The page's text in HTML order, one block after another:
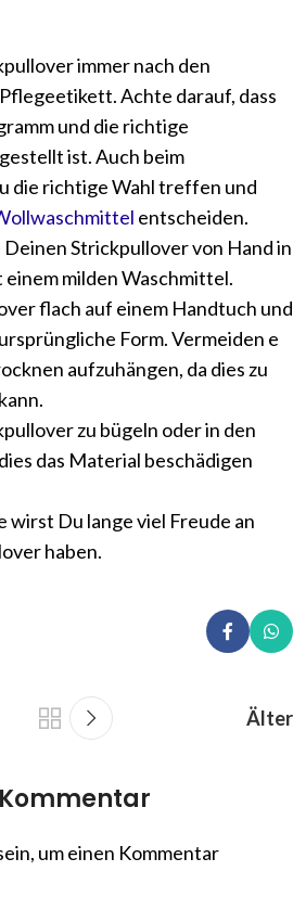
immer nach den
Achte darauf, dass
und die richtige
ist. Auch beim
die richtige Wahl treffen und
entscheiden.
Strickpullover von Hand in
milden Waschmittel.
flach auf einem Handtuch und
Form. Vermeiden e
aufzuhängen, da dies zu
zu bügeln oder in den
das Material beschädigen
wirst Du lange viel Freude an
haben.
Älter
um einen Kommentar